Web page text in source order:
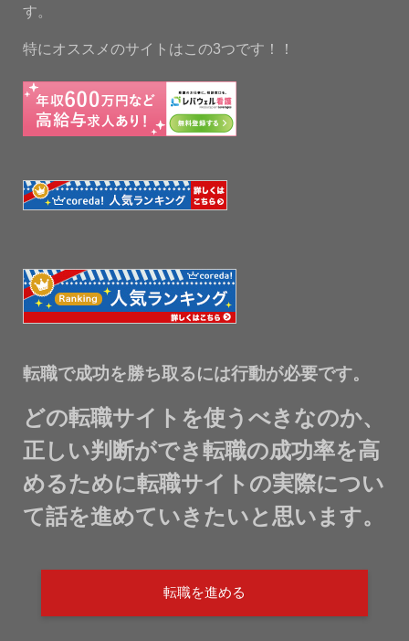
す。
特にオススメのサイトはこの3つです！！
転職で成功を勝ち取るには行動が必要です。
どの転職サイトを使うべきなのか、
正しい判断ができ転職の成功率を高
めるために転職サイトの実際につい
て話を進めていきたいと思います。
転職を進める